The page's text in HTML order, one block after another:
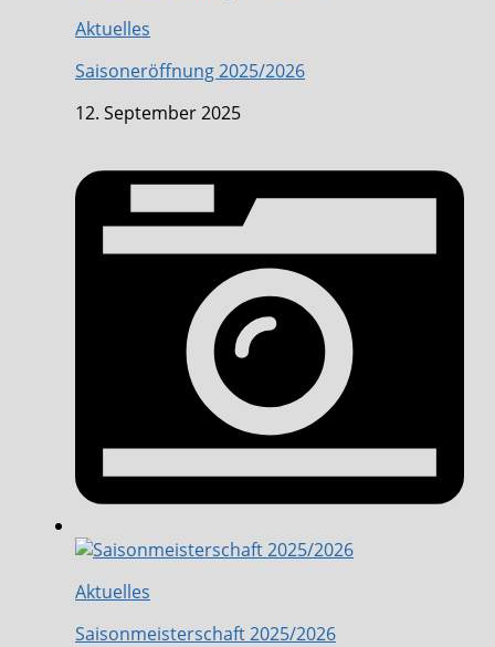
Aktuelles
Saisoneröffnung 2025/2026
12. September 2025
Aktuelles
Saisonmeisterschaft 2025/2026